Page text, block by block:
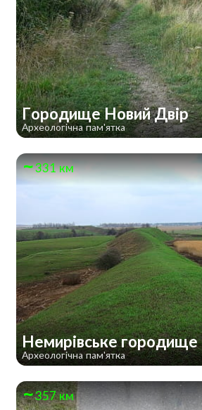
Городище Новий Двір
Археологічна пам'ятка
331 км
Немирівське городище
Археологічна пам'ятка
357 км